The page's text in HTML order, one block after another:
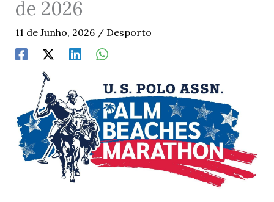
de 2026
11 de Junho, 2026 / Desporto